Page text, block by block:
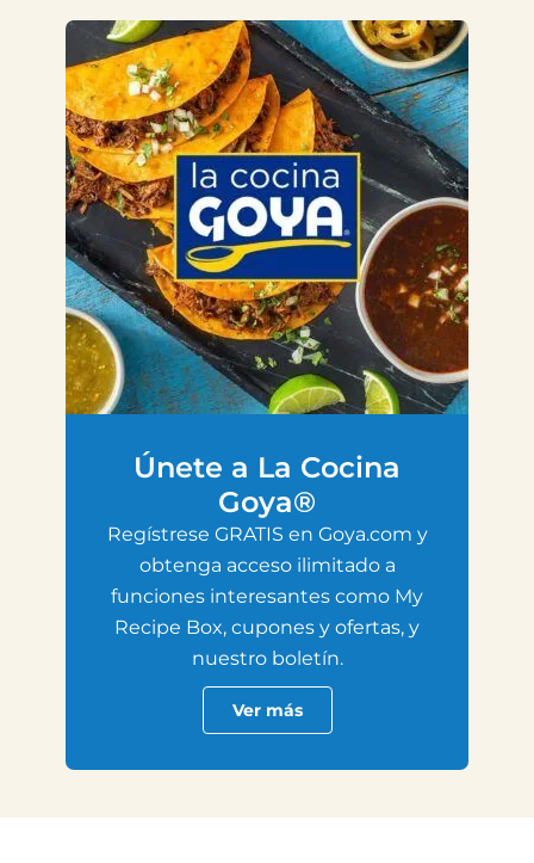
Únete a La Cocina
Goya®
Regístrese GRATIS en Goya.com y
obtenga acceso ilimitado a
funciones interesantes como My
Recipe Box, cupones y ofertas, y
nuestro boletín.
Ver más